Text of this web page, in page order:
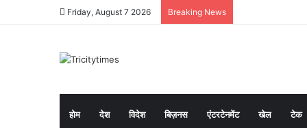
Friday, August 7 2026 Breaking News
होम देश विदेश बिज़नस एंटरटेनमेंट खेल टेक